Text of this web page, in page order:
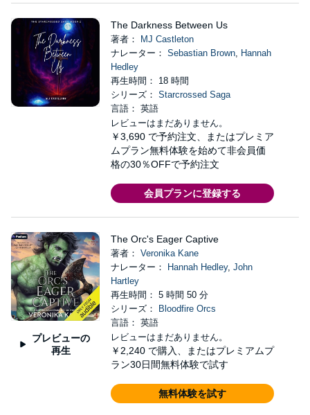
The Darkness Between Us
著者：
MJ Castleton
ナレーター： Sebastian Brown, Hannah
Hedley
再生時間： 18 時間
シリーズ： Starcrossed Saga
言語： 英語
レビューはまだありません。
￥3,690 で予約注文、またはプレミア
ムプラン無料体験を始めて非会員価
格の30％OFFで予約注文
会員プランに登録する
プレビューの
再生
The Orc's Eager Captive
著者： Veronika Kane
ナレーター：
Hannah Hedley, John
Hartley
再生時間： 5 時間 50 分
シリーズ：
Bloodfire Orcs
言語： 英語
レビューはまだありません。
￥2,240 で購入、またはプレミアムプ
ラン30日間無料体験で試す
無料体験を試す